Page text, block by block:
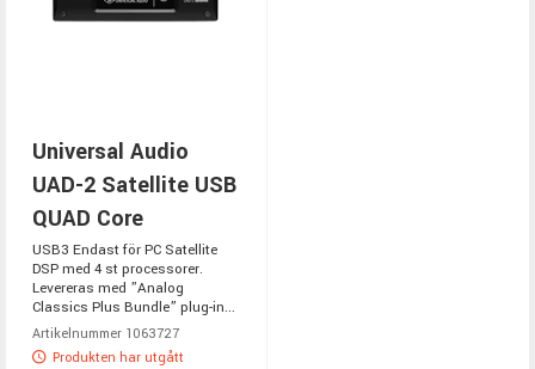
Universal Audio
UAD-2 Satellite USB
QUAD Core
USB3 Endast för PC Satellite
DSP med 4 st processorer.
Levereras med ”Analog
Classics Plus Bundle” plug-in...
Artikelnummer 1063727
Produkten har utgått